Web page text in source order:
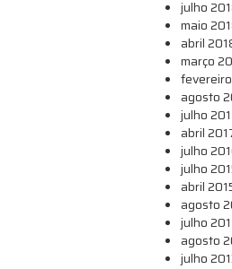
julho
maio
abril
março
agosto
julho
abril
julho
julho
abril
agosto
julho
agosto
julho